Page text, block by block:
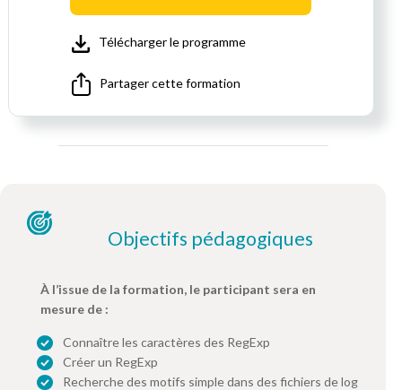
Télécharger le programme
Partager cette formation
Objectifs pédagogiques
À l’issue de la formation, le participant sera en
mesure de :
Connaître les caractères des RegExp
Créer un RegExp
Recherche des motifs simple dans des fichiers de log